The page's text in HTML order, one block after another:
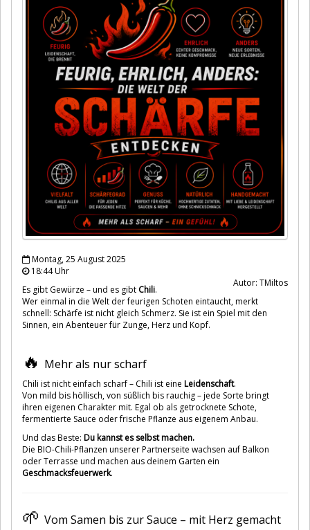
Montag, 25 August 2025
18:44 Uhr
Autor: TMiltos
Es gibt Gewürze – und es gibt Chili.
Wer einmal in die Welt der feurigen Schoten eintaucht, merkt
schnell: Schärfe ist nicht gleich Schmerz. Sie ist ein Spiel mit den
Sinnen, ein Abenteuer für Zunge, Herz und Kopf.
🔥 Mehr als nur scharf
Chili ist nicht einfach scharf – Chili ist eine Leidenschaft.
Von mild bis höllisch, von süßlich bis rauchig – jede Sorte bringt
ihren eigenen Charakter mit. Egal ob als getrocknete Schote,
fermentierte Sauce oder frische Pflanze aus eigenem Anbau.
Und das Beste: Du kannst es selbst machen.
Die BIO-Chili-Pflanzen unserer Partnerseite wachsen auf Balkon
oder Terrasse und machen aus deinem Garten ein
Geschmacksfeuerwerk.
🌱 Vom Samen bis zur Sauce – mit Herz gemacht